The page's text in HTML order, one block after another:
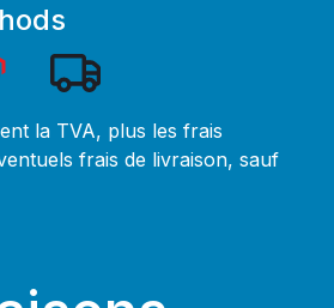
la TVA, plus les frais
frais de livraison, sauf